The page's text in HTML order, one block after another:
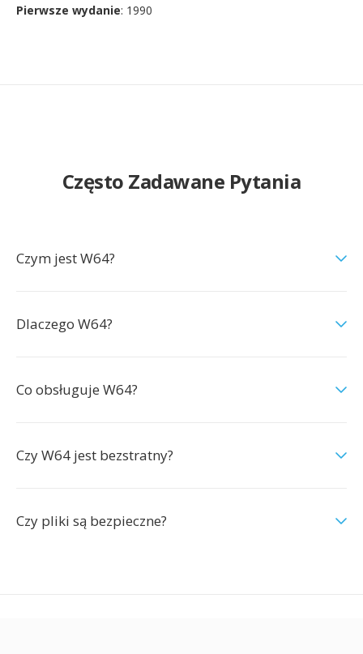
Pierwsze wydanie: 1990
Często Zadawane Pytania
Czym jest W64?
Dlaczego W64?
Co obsługuje W64?
Czy W64 jest bezstratny?
Czy pliki są bezpieczne?